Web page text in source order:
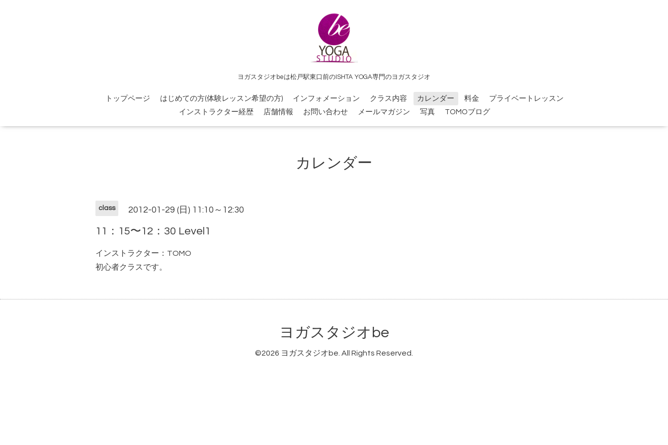
ヨガスタジオbeは松戸駅東口前のISHTA YOGA専門のヨガスタジオ
トップページ はじめての方(体験レッスン希望の方) インフォメーション クラス内容 カレンダー 料金
プライベートレッスン
インストラクター経歴
店舗情報 お問い合わせ メールマガジン 写真 TOMOブログ
カレンダー
class 2012-01-29 (日) 11:10～12:30
11：15〜12：30 Level1
インストラクター：TOMO
初心者クラスです。
ヨガスタジオbe
©2026 ヨガスタジオbe. All Rights Reserved.